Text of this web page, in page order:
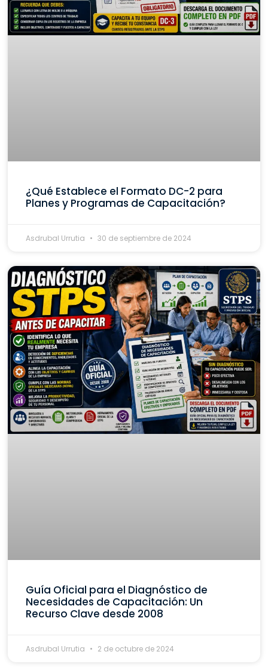
¿Qué Establece el Formato DC-2 para
Planes y Programas de Capacitación?
Asdrubal Urrutia 30 de septiembre de 2024
Guía Oficial para el Diagnóstico de
Necesidades de Capacitación: Un
Recurso Clave desde 2008
Asdrubal Urrutia 2 de octubre de 2024